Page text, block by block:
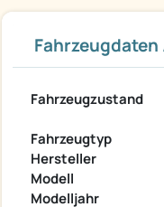
Fahrzeugzustand
Fahrzeugtyp
Hersteller
Modell
Modelljahr